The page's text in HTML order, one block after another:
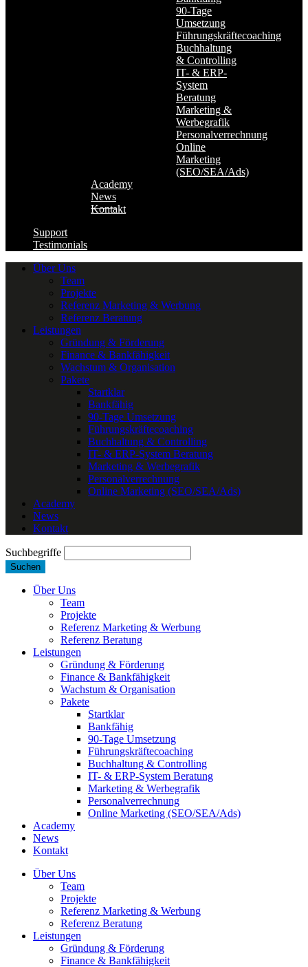
90-Tage
Umsetzung
Führungskräftecoaching
Buchhaltung
& Controlling
IT- & ERP-
System
Beratung
Marketing &
Werbegrafik
Personalverrechnung
Online
Marketing
(SEO/SEA/Ads)
Academy
News
Kontakt
Support
Testimonials
Über Uns
Team
Projekte
Referenz Marketing & Werbung
Referenz Beratung
Leistungen
Gründung & Förderung
Finance & Bankfähigkeit
Wachstum & Organisation
Pakete
Startklar
Bankfähig
90-Tage Umsetzung
Führungskräftecoaching
Buchhaltung & Controlling
IT- & ERP-System Beratung
Marketing & Werbegrafik
Personalverrechnung
Online Marketing (SEO/SEA/Ads)
Academy
News
Kontakt
Suchbegriffe
Suchen
Über Uns
Team
Projekte
Referenz Marketing & Werbung
Referenz Beratung
Leistungen
Gründung & Förderung
Finance & Bankfähigkeit
Wachstum & Organisation
Pakete
Startklar
Bankfähig
90-Tage Umsetzung
Führungskräftecoaching
Buchhaltung & Controlling
IT- & ERP-System Beratung
Marketing & Werbegrafik
Personalverrechnung
Online Marketing (SEO/SEA/Ads)
Academy
News
Kontakt
Über Uns
Team
Projekte
Referenz Marketing & Werbung
Referenz Beratung
Leistungen
Gründung & Förderung
Finance & Bankfähigkeit